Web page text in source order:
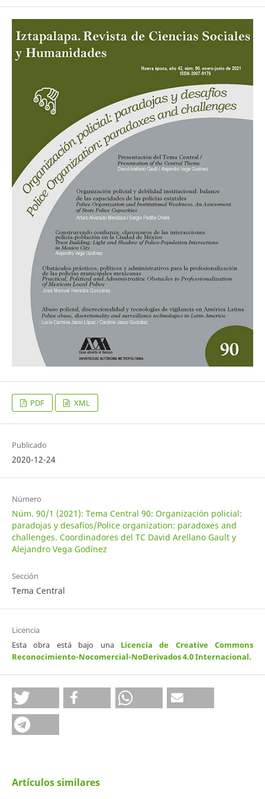
PDF XML
Publicado
2020-12-24
Número
Núm. 90/1 (2021): Tema Central 90: Organización policial:
paradojas y desafíos/Police organization: paradoxes and
challenges. Coordinadores del TC David Arellano Gault y
Alejandro Vega Godínez
Sección
Tema Central
Licencia
Esta obra está bajo una Licencia de Creative Commons
Reconocimiento-Nocomercial-NoDerivados 4.0 Internacional.
Artículos similares